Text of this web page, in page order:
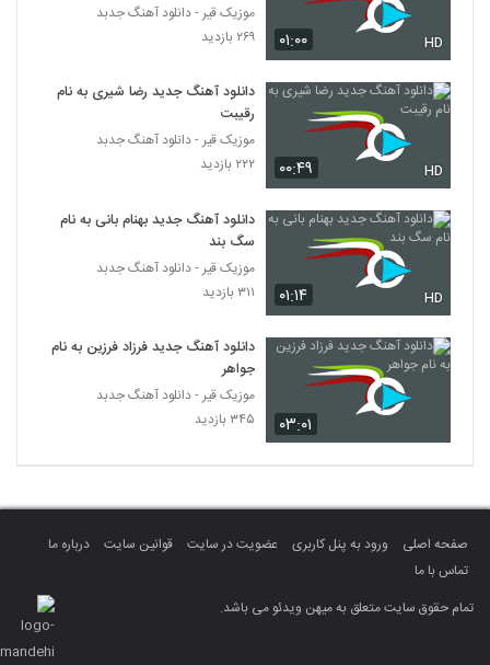
۰۱:۰۰ HD
موزیک قیر - دانلود آهنگ جدبد
۲۶۹ بازدید
۰۰:۴۹ HD
دانلود آهنگ جدید رضا شیری به نام
رقیبت
موزیک قیر - دانلود آهنگ جدبد
۲۲۲ بازدید
۰۱:۱۴ HD
دانلود آهنگ جدید بهنام بانی به نام
سگ بند
موزیک قیر - دانلود آهنگ جدبد
۳۱۱ بازدید
۰۳:۰۱
دانلود آهنگ جدید فرزاد فرزین به نام
جواهر
موزیک قیر - دانلود آهنگ جدبد
۳۴۵ بازدید
صفحه اصلی ورود به پنل کاربری عضویت در سایت قوانین سایت
درباره ما
تماس با ما
تمام حقوق سایت متعلق به میهن ویدئو می باشد.